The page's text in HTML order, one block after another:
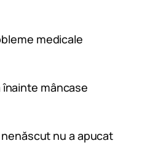
medicale
mâncase
nu a apucat